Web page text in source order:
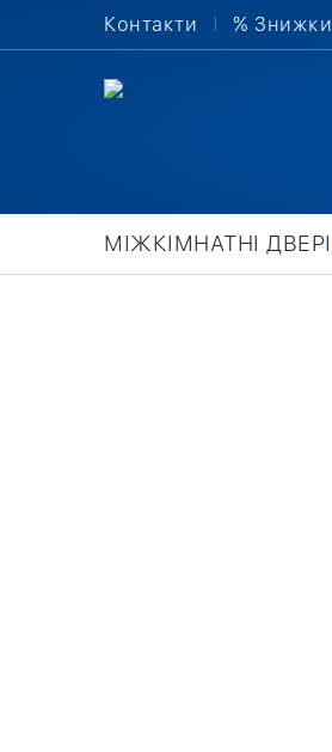
Контакти % Знижки
МІЖКІМНАТНІ ДВЕРІ